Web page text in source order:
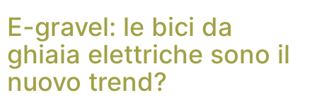
E-gravel: le bici da
ghiaia elettriche sono il
nuovo trend?